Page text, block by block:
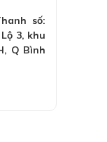
số:
3, khu
Q Bình